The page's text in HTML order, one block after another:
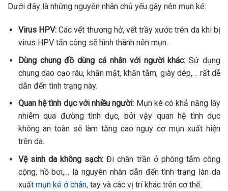
Dưới đây là những nguyên nhân chủ yếu gây nên mụn ké:
Virus HPV:Các vết thương hở, vết trầy xước trên da khi bị
virus HPV tấn công sẽ hình thành nên mụn.
Dùng chung đồ dùng cá nhân với người khác:Sử dụng
chung dao cạo râu, khăn mặt, khăn tắm, giày dép,… rất dễ
dẫn đến tình trạng này.
Quan hệ tình dục với nhiều người: Mụn ké có khả năng lây
nhiễm qua đường tình dục, bởi vậy quan hệ tình dục
không an toàn sẽ làm tăng cao nguy cơ mụn xuất hiện
trên da.
Vệ sinh da không sạch:Đi chân trần ở phòng tắm công
cộng, hồ bơi,… là nguyên nhân dẫn đến tình trạng làn da
xuất mụn ké ở chân, tay và các vị trí khác trên cơ thể.